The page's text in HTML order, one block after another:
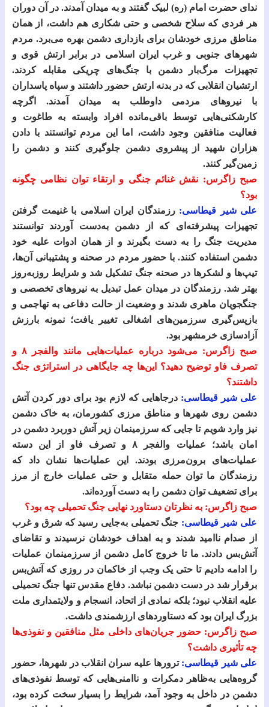
ندای حضرت امام (ره) لبیک گفتند و به میدان آمدند. در آن دوران
هر فردی که سلاح شخصی و حتی شکاری هم داشت، از همان
مناطق مرزی خودشان برای بازداری دشمن بهره می‌برد. مردم
شهرهای جنوبی و غرب ایران اسلامی در برابر ارتش قوی و
تجهیزات مرگ‌بار دشمن با جنگ‌های چریکی مقابله کردند.
ارتشیان انقلابی که در بدنه ارتش حضور داشتند و سپاه پاسداران
با نیروهای مردمی داوطلب به میدان آمدند. اگرچه
کارشکنی‌هایی توسط باقی‌مانده افراد وابسته به طاغوت و
فعالیت منافقین وجود داشت، اما این مردم توانستند با دادن
هزاران شهید از پیشروی دشمن جلوگیری کنند و دشمن را
زمین‌گیر کنند.
صبح زاگرس: نقش غنائم جنگی و ارتقاء توان نظامی چگونه
بود؟
علی شیر قیطاسی: رزمندگان ایران اسلامی با غنیمت گرفتن
تجهیزات پیشرفته‌ای که از دشمن به‌دست آوردند توانستند
مدیریت جنگ را به دست بگیرند و از همان ادوات علیه خود
دشمن استفاده کنند. با حضور مردم در صحنه و پشتیبانی آن‌ها،
تیپ‌ها و لشکرها در صحنه جنگ تشکیل شد و شرایط روزبه‌روز
بهتر شد. رزمندگان در میدان عمل تبدیل به نیروهای تخصصی و
جنگجویان ماهری شدند و وضعیت از حالت دفاعی به تهاجمی و
بازپس‌گیری سرزمین‌های اشغالی تغییر یافت؛ نمونه بارزش
آزادسازی خرمشهر بود.
صبح زاگرس: می‌شود درباره عملیات‌هایی مانند والفجر ۸ و
تصرف فاو توضیح دهید؟ این‌ها چه جایگاهی در استراتژی جنگ
داشتند؟
علی شیر قیطاسی: درجاهایی که لازم بود برای دور کردن آتش
دشمن روی شهرها و مناطق مرزی کشورمان، به خاک دشمن
نیز وارد شویم تا جایی که سرزمینمان زیر آتش دوربرد دشمن در
امان باشد؛ عملیات والفجر ۸ و تصرف فاو از این دسته
عملیات‌های برون‌مرزی بودند. این عملیات‌ها نشان داد که
رزمندگان ما توان حمله متقابل و حتی عملیات خارج از مرز
برای تضعیف توان دشمن را به دست آورده‌اند.
صبح زاگرس: به نظرتان دستاورد نهایی جنگ تحمیلی چه بود؟
علی شیر قیطاسی: جنگ تحمیلی به‌جایی رسید که شرق و غرب
از صدام ناامید شدند و به اهداف خودشان نرسیدند و تقاضای
آتش‌بس دادند. ما تا خروج کامل دشمن از سرزمینمان عملیات
را ادامه دادیم تا حتی یک وجب از خاکمان در روزی که آتش‌بس
برقرار شد در دست دشمن نباشد. دفاع مقدس تنها جنگ تحمیلی
علیه انقلاب نبود؛ بلکه نمادی از اتحاد، انسجام و ولایتمداری ملت
بزرگ ایران بود که دستاوردهای ارزشمندی داشت.
صبح زاگرس: حضور جریان‌های داخلی مثل منافقین و نفوذی‌ها
چه تأثیری داشت؟
علی شیر قیطاسی: ترورها علیه سران انقلاب در شهرها، حضور
گروه‌هایی به‌ظاهر دمکرات و ناامنی‌هایی که توسط نفوذی‌های
دشمن در داخل به وجود آمد، شرایط را بسیار سخت کرده بود،